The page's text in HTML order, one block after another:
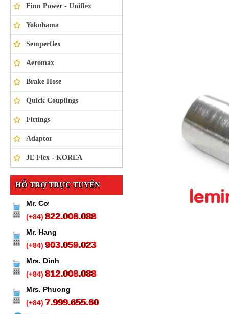
Finn Power - Uniflex
Yokohama
Semperflex
Aeromax
Brake Hose
Quick Couplings
Fittings
Adaptor
JE Flex - KOREA
HỖ TRỢ TRỰC TUYẾN
Mr. Cơ
(+84)822.008.088
Mr. Hang
(+84)903.059.023
Mrs. Dinh
(+84)812.008.088
Mrs. Phuong
(+84)7.999.655.60